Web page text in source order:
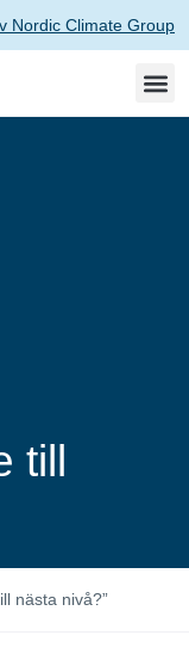
Nordic Climate Group
nästa nivå?”